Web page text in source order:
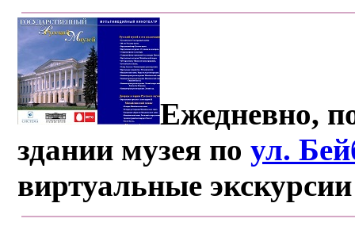
Ежедневно,
здании музея поул.
виртуальные